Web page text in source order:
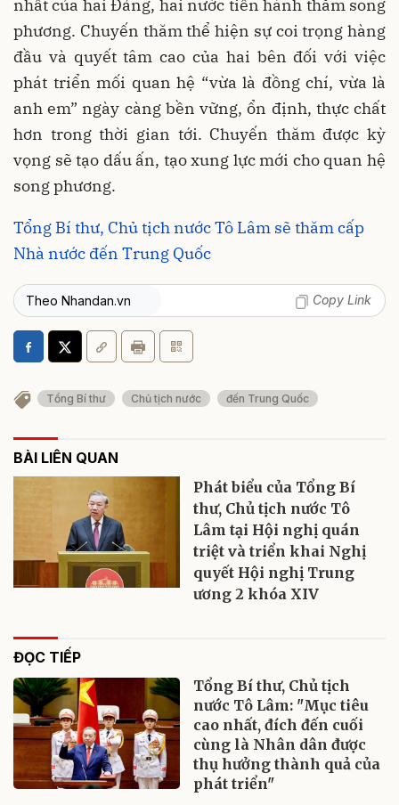
nhất của hai Đảng, hai nước tiến hành thăm song
phương. Chuyến thăm thể hiện sự coi trọng hàng
đầu và quyết tâm cao của hai bên đối với việc
phát triển mối quan hệ “vừa là đồng chí, vừa là
anh em” ngày càng bền vững, ổn định, thực chất
hơn trong thời gian tới. Chuyến thăm được kỳ
vọng sẽ tạo dấu ấn, tạo xung lực mới cho quan hệ
song phương.
Tổng Bí thư, Chủ tịch nước Tô Lâm sẽ thăm cấp
Nhà nước đến Trung Quốc
Theo Nhandan.vn Copy Link
Tổng Bí thư Chủ tịch nước đến Trung Quốc
BÀI LIÊN QUAN
Phát biểu của Tổng Bí
thư, Chủ tịch nước Tô
Lâm tại Hội nghị quán
triệt và triển khai Nghị
quyết Hội nghị Trung
ương 2 khóa XIV
ĐỌC TIẾP
Tổng Bí thư, Chủ tịch
nước Tô Lâm: "Mục tiêu
cao nhất, đích đến cuối
cùng là Nhân dân được
thụ hưởng thành quả của
phát triển"